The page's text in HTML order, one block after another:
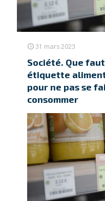
31 mars 2023
Société. Que
étiquette
pour ne pas se
consommer